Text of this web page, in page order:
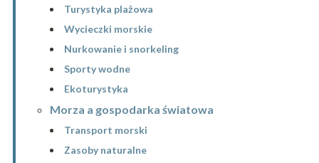
Turystyka plażowa
Wycieczki morskie
Nurkowanie i snorkeling
Sporty wodne
Ekoturystyka
Morza a gospodarka światowa
Transport morski
Zasoby naturalne